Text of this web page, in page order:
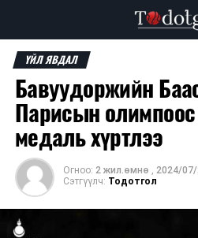
ҮЙЛ ЯВДАЛ
Бавуудоржийн
Парисын
медаль хүртлээ
Огноо: 2 жил.өмнө , 2024/07/
Сэтгүүлч: Тодотгол